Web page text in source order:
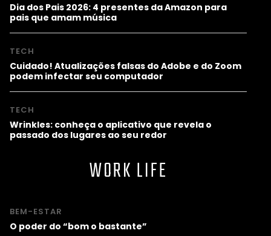
Dia dos Pais 2026: 4 presentes da Amazon para
pais que amam música
TECH
Cuidado! Atualizações falsas do Adobe e do Zoom
podem infectar seu computador
TECH
Wrinkles: conheça o aplicativo que revela o
passado dos lugares ao seu redor
WORK LIFE
BEM-ESTAR
O poder do “bom o bastante”